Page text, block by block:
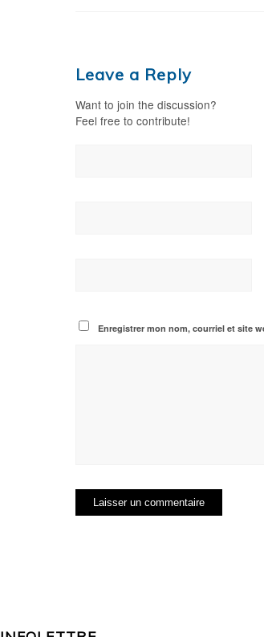
Leave a Reply
Want to join the discussion?
Feel free to contribute!
Enregistrer mon nom, courriel et site